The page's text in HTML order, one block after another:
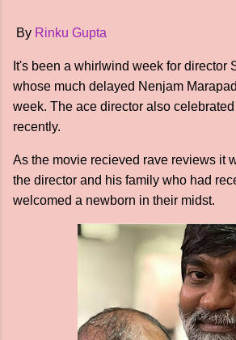
By Rinku Gupta
It's been a whirlwind week for director
whose much delayed Nenjam
week. The ace director also
recently.
As the movie recieved rave reviews it
the director and his family who had
welcomed a newborn in their midst.